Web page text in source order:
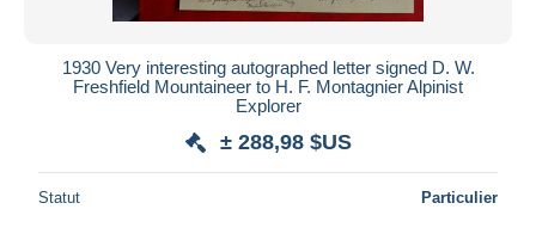
1930 Very interesting autographed letter signed D. W.
Freshfield Mountaineer to H. F. Montagnier Alpinist
Explorer
± 288,98 $US
Statut Particulier